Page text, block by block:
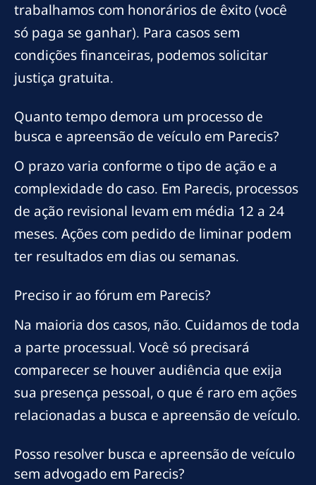
trabalhamos com honorários de êxito (você
só paga se ganhar). Para casos sem
condições financeiras, podemos solicitar
justiça gratuita.
Quanto tempo demora um processo de
busca e apreensão de veículo em Parecis?
O prazo varia conforme o tipo de ação e a
complexidade do caso. Em Parecis, processos
de ação revisional levam em média 12 a 24
meses. Ações com pedido de liminar podem
ter resultados em dias ou semanas.
Preciso ir ao fórum em Parecis?
Na maioria dos casos, não. Cuidamos de toda
a parte processual. Você só precisará
comparecer se houver audiência que exija
sua presença pessoal, o que é raro em ações
relacionadas a busca e apreensão de veículo.
Posso resolver busca e apreensão de veículo
sem advogado em Parecis?